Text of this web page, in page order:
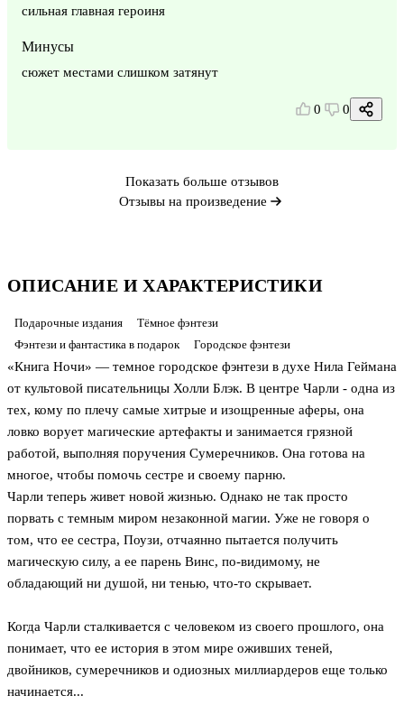
ОПИСАНИЕ И ХАРАКТЕРИСТИКИ
Подарочные издания
Тёмное фэнтези
Фэнтези и фантастика в подарок
Городское фэнтези
«Книга Ночи» — темное городское фэнтези в духе Нила Геймана
от культовой писательницы Холли Блэк. В центре Чарли - одна из
тех, кому по плечу самые хитрые и изощренные аферы, она
ловко ворует магические артефакты и занимается грязной
работой, выполняя поручения Сумеречников. Она готова на
многое, чтобы помочь сестре и своему парню.
Чарли теперь живет новой жизнью. Однако не так просто
порвать с темным миром незаконной магии. Уже не говоря о
том, что ее сестра, Поузи, отчаянно пытается получить
магическую силу, а ее парень Винс, по-видимому, не
обладающий ни душой, ни тенью, что-то скрывает.
Когда Чарли сталкивается с человеком из своего прошлого, она
понимает, что ее история в этом мире оживших теней,
двойников, сумеречников и одиозных миллиардеров еще только
начинается...
сильная главная героиня
Минусы
сюжет местами слишком затянут
0 0
Показать больше отзывов
Отзывы на произведение